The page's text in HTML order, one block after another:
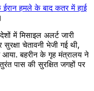
हमले के बाद कतर में हाई
में मिसाइल अलर्ट जारी
चेतावनी भेजी गई थी,
बहरीन के गृह मंत्रालय ने
पास की सुरक्षित जगहों पर